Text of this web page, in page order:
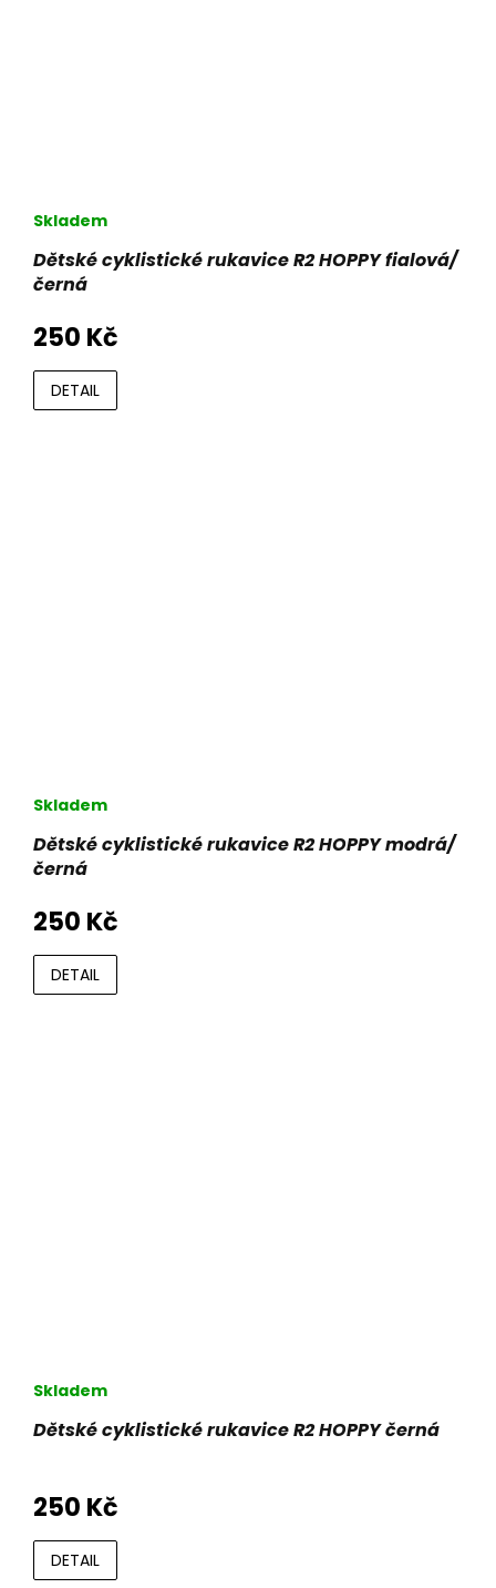
Dětské cyklistické rukavice R2 HOPPY fialová/
černá
Skladem
250 Kč
DETAIL
Dětské cyklistické rukavice R2 HOPPY modrá/
černá
Skladem
250 Kč
DETAIL
Dětské cyklistické rukavice R2 HOPPY černá
Skladem
250 Kč
DETAIL